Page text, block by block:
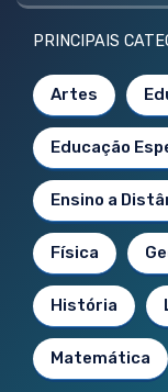
PRINCIPAIS
Artes
Educação
Ensino a
Física
História
Matemática